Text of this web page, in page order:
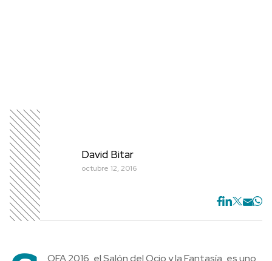
David Bitar
octubre 12, 2016
OFA 2016, el Salón del Ocio y la Fantasía, es uno